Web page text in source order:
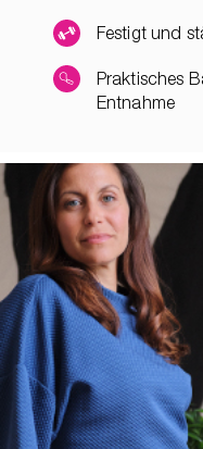
Festigt und
Praktisches
Entnahme